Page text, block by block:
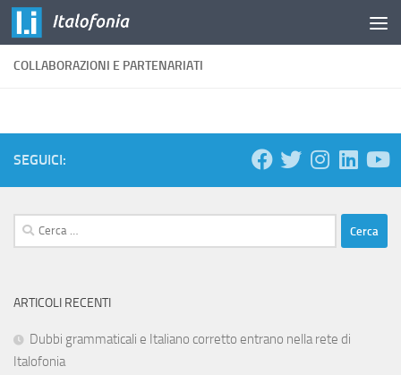
Salta al contenuto
COLLABORAZIONI E PARTENARIATI
SEGUICI:
Ricerca
per:
ARTICOLI RECENTI
Dubbi grammaticali e Italiano corretto entrano nella rete di
Italofonia